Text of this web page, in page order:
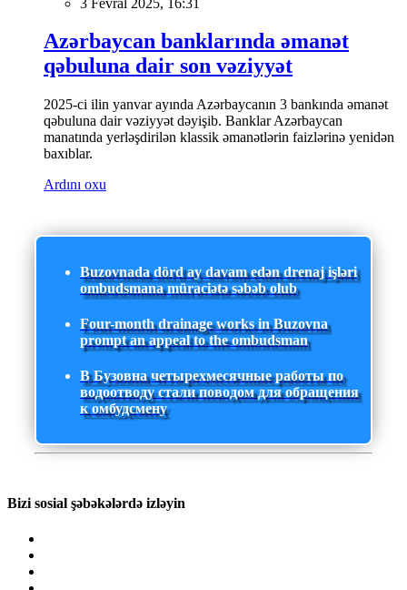
Azərbaycan banklarında əmanət
qəbuluna dair son vəziyyət
2025-ci ilin yanvar ayında Azərbaycanın 3 bankında əmanət
qəbuluna dair vəziyyət dəyişib. Banklar Azərbaycan
manatında yerləşdirilən klassik əmanətlərin faizlərinə yenidən
baxıblar.
Ardını oxu
Buzovnada dörd ay davam edən drenaj işləri
ombudsmana müraciətə səbəb olub
Four-month drainage works in Buzovna
prompt an appeal to the ombudsman
В Бузовна четырехмесячные работы по
водоотводу стали поводом для обращения
к омбудсмену
Bizi sosial şəbəkələrdə izləyin